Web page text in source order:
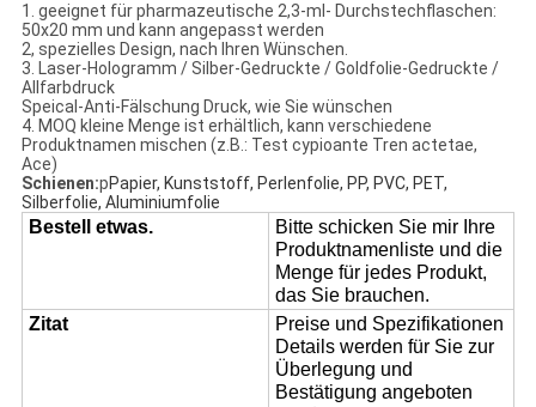
1. geeignet für pharmazeutische 2,3-ml- Durchstechflaschen:
50x20 mm und kann angepasst werden
2, spezielles Design, nach Ihren Wünschen.
3. Laser-Hologramm / Silber-Gedruckte / Goldfolie-Gedruckte /
Allfarbdruck
Speical-Anti-Fälschung Druck, wie Sie wünschen
4. MOQ kleine Menge ist erhältlich, kann verschiedene
Produktnamen mischen (z.B.: Test cypioante Tren actetae,
Ace)
Schienen:pPapier, Kunststoff, Perlenfolie, PP, PVC, PET,
Silberfolie, Aluminiumfolie
Bestell etwas.
Bitte schicken Sie mir Ihre
Produktnamenliste und die
Menge für jedes Produkt,
das Sie brauchen.
Zitat
Preise und Spezifikationen
Details werden für Sie zur
Überlegung und
Bestätigung angeboten